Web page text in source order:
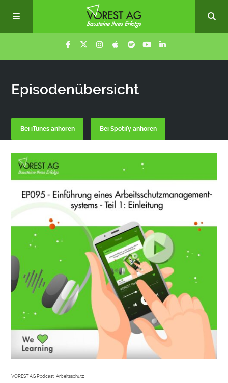
Über uns
Episodenübersicht
Bei iTunes anhören Bei Spotify anhören
VOREST AG Podcast ,Arbeitsschutz